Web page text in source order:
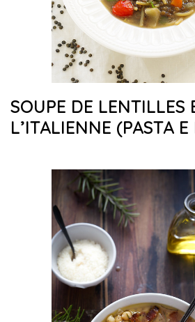
SOUPE DE LENTILLES
L’ITALIENNE (PASTA